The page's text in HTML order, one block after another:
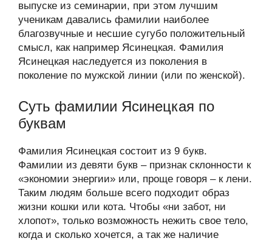
выпуске из семинарии, при этом лучшим
ученикам давались фамилии наиболее
благозвучные и несшие сугубо положительный
смысл, как например Ясинецкая. Фамилия
Ясинецкая наследуется из поколения в
поколение по мужской линии (или по женской).
Суть фамилии Ясинецкая по
буквам
Фамилия Ясинецкая состоит из 9 букв.
Фамилии из девяти букв – признак склонности к
«экономии энергии» или, проще говоря – к лени.
Таким людям больше всего подходит образ
жизни кошки или кота. Чтобы «ни забот, ни
хлопот», только возможность нежить свое тело,
когда и сколько хочется, а так же наличие